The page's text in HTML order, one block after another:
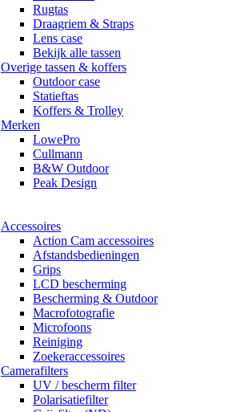
Rugtas
Draagriem & Straps
Lens case
Bekijk alle tassen
Overige tassen & koffers
Outdoor case
Statieftas
Koffers & Trolley
Merken
LowePro
Cullmann
B&W Outdoor
Peak Design
Accessoires
Action Cam accessoires
Afstandsbedieningen
Grips
LCD bescherming
Bescherming & Outdoor
Macrofotografie
Microfoons
Reiniging
Zoekeraccessoires
Camerafilters
UV / bescherm filter
Polarisatiefilter